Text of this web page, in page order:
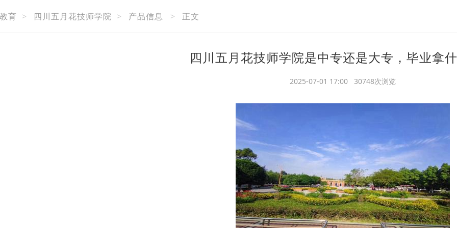
育 > 四川五月花技师学院 > 产品信息 > 正文
四川五月花技师学院是中专还是大专，毕业拿
2025-07-01 17:00 30748次浏览